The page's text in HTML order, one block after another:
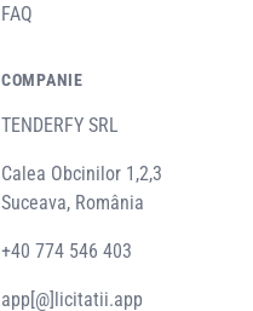
FAQ
COMPANIE
TENDERFY SRL
Calea Obcinilor 1,2,3
Suceava, România
+40 774 546 403
app[@]licitatii.app